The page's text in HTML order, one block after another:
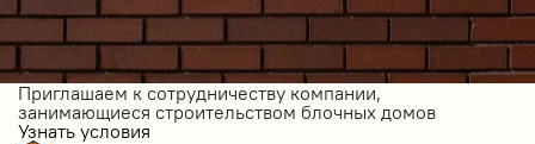
Приглашаем к сотрудничеству компании,
занимающиеся строительством блочных домов
Узнать условия